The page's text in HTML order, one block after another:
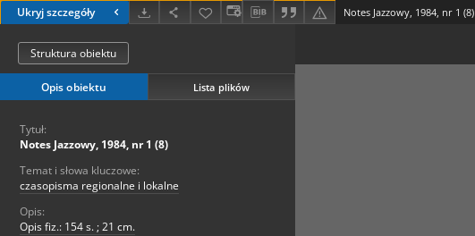
Ukryj szczegóły Notes Jazzowy, 1984, nr 1 (8)
Struktura obiektu
Opis obiektu Lista plików
Tytuł:
Notes Jazzowy, 1984, nr 1 (8)
Temat i słowa kluczowe:
czasopisma regionalne i lokalne
Opis:
Opis fiz.: 154 s. ; 21 cm.